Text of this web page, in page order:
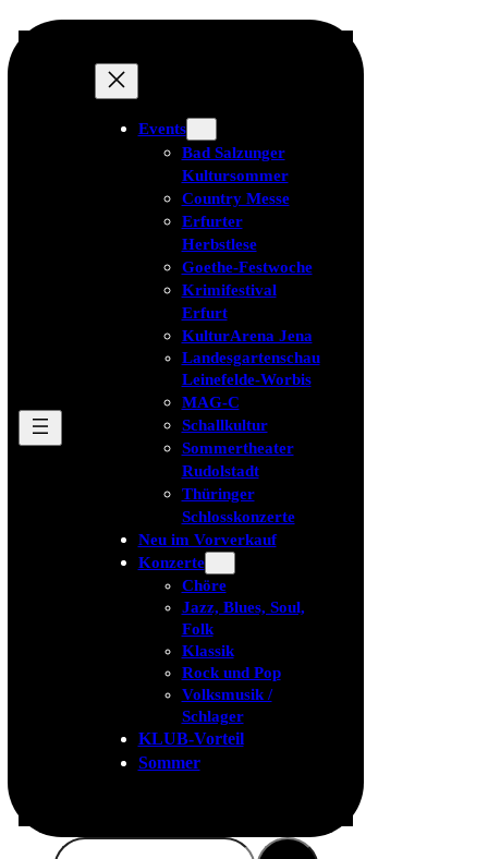
Events
Bad Salzunger
Kultursommer
Country Messe
Erfurter
Herbstlese
Goethe-Festwoche
Krimifestival
Erfurt
KulturArena Jena
Landesgartenschau
Leinefelde-Worbis
MAG-C
Schallkultur
Sommertheater
Rudolstadt
Thüringer
Schlosskonzerte
Neu im Vorverkauf
Konzerte
Chöre
Jazz, Blues, Soul,
Folk
Klassik
Rock und Pop
Volksmusik /
Schlager
KLUB-Vorteil
Sommer
Suchen